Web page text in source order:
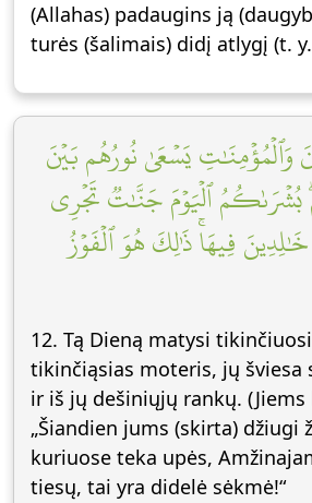
(Allahas) padaugins ją
turės (šalimais) didį atlygį (t.
وَٱلۡمُؤۡمِنَٰتِ يَسۡعَىٰ نُورُهُم بَيۡنَ
بُشۡرَىٰكُمُ ٱلۡيَوۡمَ جَنَّٰتٞ تَجۡرِي
خَٰلِدِينَ فِيهَاۚ ذَٰلِكَ هُوَ ٱلۡفَوۡزُ
12. Tą Dieną matysi
tikinčiąsias moteris, jų šviesa
ir iš jų dešiniųjų rankų. (Jiems
„Šiandien jums (skirta) džiugi
kuriuose teka upės,
tiesų, tai yra didelė sėkmė!“